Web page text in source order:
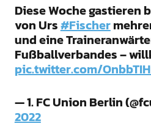
Diese Woche gastieren
von Urs#Fischer
und eine
Fußballverbandes –
pic.twitter.com/
— 1. FC Union Berlin
2022